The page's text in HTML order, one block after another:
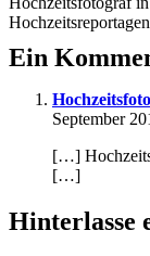
Ein
September
[…]
[…]
Hinterlasse